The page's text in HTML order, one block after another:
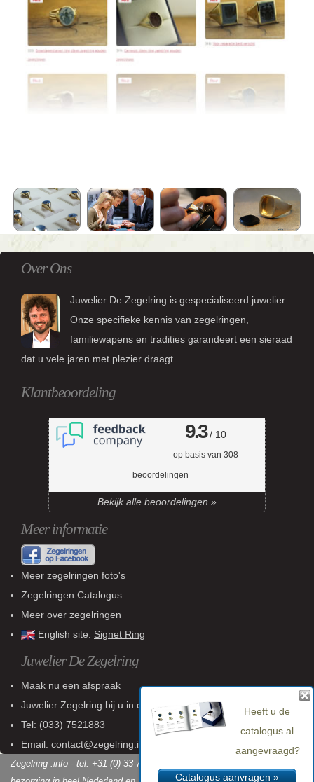
Over Ons
Juwelier De Zegelring is gespecialiseerd juwelier.
Onze specifieke kennis van zegelringen,
familiewapens en tradities garandeert een sieraad
dat u vele jaren met plezier draagt.
Klantbeoordeling
9.3/ 10
op basis van 308
beoordelingen
Bekijk alle beoordelingen »
Meer informatie
Meer zegelringen foto's
Zegelringen Catalogus
Meer over zegelringen
English site: Signet Ring
Juwelier De Zegelring
Maak nu een afspraak
Juwelier Zegelring bij u in de buurt
Tel: (033) 7521883
Email: contact@zegelring.info
Zegelring .info - tel: +31 (0) 33-7521883 - KvK: 60 802 618 - Gratis
Heeft u de
catalogus al
aangevraagd?
Catalogus aanvragen »